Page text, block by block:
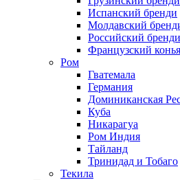
Испанский бренди
Молдавский
Российский бренди
Французский
Ром
Гватемала
Германия
Доминиканская
Куба
Никарагуа
Ром Индия
Тайланд
Тринидад и Тобаго
Текила